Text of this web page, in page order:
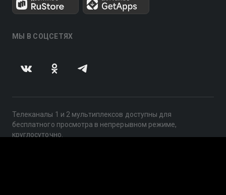
МЫ В СОЦСЕТЯХ
Телеканалы 1 и 2 мультиплексов доступны для
бесплатного просмотра в непрерывном режиме,
круглосуточно.